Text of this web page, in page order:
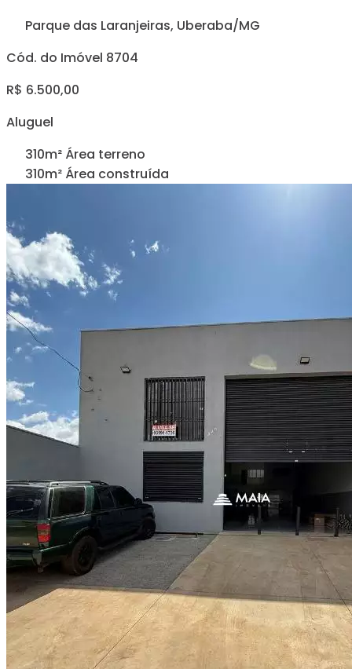
Parque das Laranjeiras, Uberaba/MG
Cód. do Imóvel 8704
R$ 6.500,00
Aluguel
310m² Área terreno
310m² Área construída